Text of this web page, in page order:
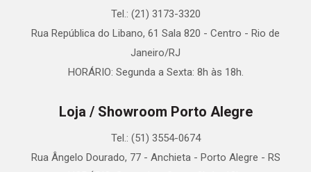
Tel.: (21) 3173-3320
Rua República do Libano, 61 Sala 820 - Centro - Rio de
Janeiro/RJ
HORÁRIO: Segunda a Sexta: 8h às 18h.
Loja / Showroom Porto Alegre
Tel.: (51) 3554-0674
Rua Ângelo Dourado, 77 - Anchieta - Porto Alegre - RS